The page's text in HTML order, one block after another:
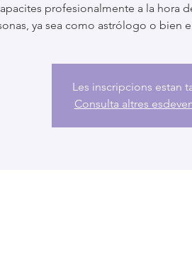
profesionalmente a la hora
ya sea como astrólogo o bien
Les inscripcions estan
Consulta altres